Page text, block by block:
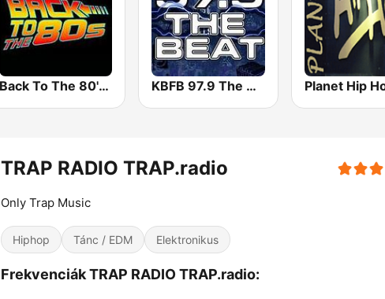
Back To The 80's Radio KBFB 97.9 The Beat
TRAP RADIO TRAP.radio
Only Trap Music
Hiphop Tánc / EDM Elektronikus
Frekvenciák TRAP RADIO TRAP.radio: